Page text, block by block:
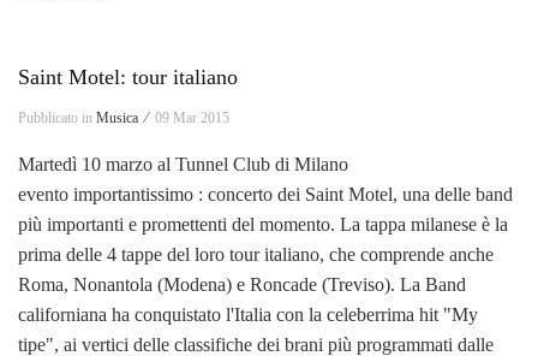
Saint Motel: tour italiano
Pubblicato in Musica ⁄ 09 Mar 2015
Martedì 10 marzo al Tunnel Club di Milano
evento importantissimo : concerto dei Saint Motel, una delle band
più importanti e promettenti del momento. La tappa milanese è la
prima delle 4 tappe del loro tour italiano, che comprende anche
Roma, Nonantola (Modena) e Roncade (Treviso). La Band
californiana ha conquistato l'Italia con la celeberrima hit "My
tipe", ai vertici delle classifiche dei brani più programmati dalle